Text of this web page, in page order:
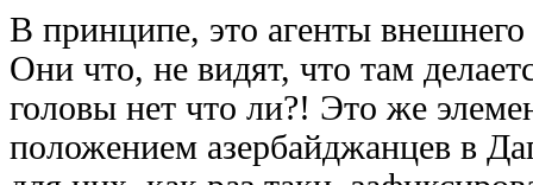
В принципе, это агенты
Они что, не видят, что там
головы нет что ли?! Это же
положением азербайджанцев в